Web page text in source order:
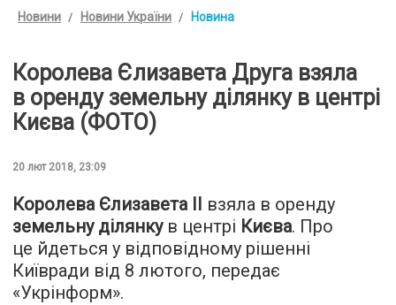
Новини Новини України Новина
Королева Єлизавета Друга взяла
в оренду земельну ділянку в центрі
Києва (ФОТО)
20 лют 2018, 23:09
Королева Єлизавета ІІ взяла в оренду
земельну ділянкув центрі Києва. Про
це йдеться у відповідному рішенні
Київради від 8 лютого, передає
«Укрінформ».